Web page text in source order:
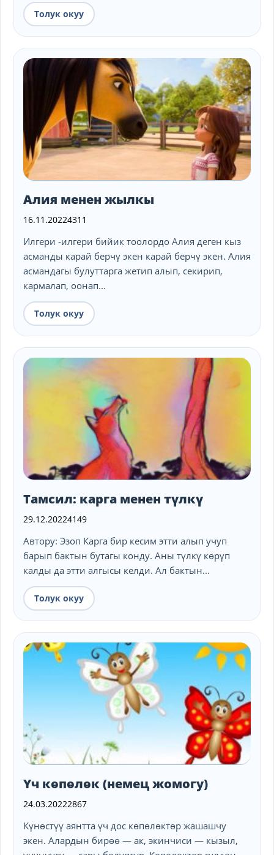
Толук окуу
Алия менен жылкы
16.11.20224311
Илгери -илгери бийик тоолордо Алия деген кыз
асманды карай берчү экен карай берчү экен. Алия
асмандагы булуттарга жетип алып, секирип,
кармалап, оонап...
Толук окуу
Тамсил: карга менен түлкү
29.12.20224149
Автору: Эзоп Карга бир кесим этти алып учуп
барып бактын бутагы конду. Аны түлкү көрүп
калды да этти алгысы келди. Ал бактын...
Толук окуу
Үч көпөлөк (немец жомогу)
24.03.20222867
Күнөстүү аянтта үч дос көпөлөктөр ​​жашашчу
экен. Алардын бирөө — ак, экинчиси — кызыл,